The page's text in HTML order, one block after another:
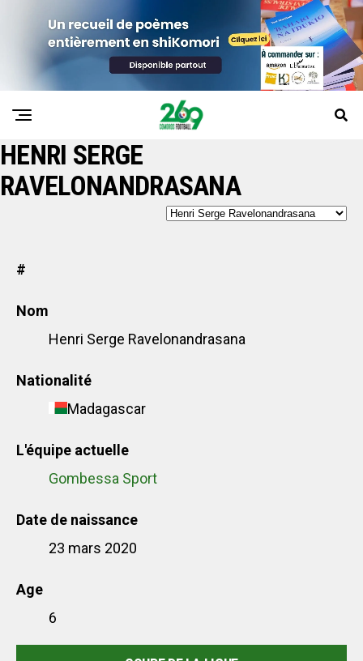
HENRI SERGE
RAVELONANDRASANA
#
Nom
Henri Serge Ravelonandrasana
Nationalité
Madagascar
L'équipe actuelle
Gombessa Sport
Date de naissance
23 mars 2020
Age
6